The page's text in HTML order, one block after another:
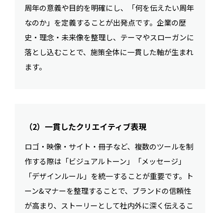
周年の意義や目的を明確にし、「何を伝えたい周年
なのか」を定義することが出発点です。企業の歴
史・理念・未来像を整理し、テーマやスローガンに
落とし込むことで、施策全体に一貫した軸が生まれ
ます。
（2）一貫したクリエイティブ表現
ロゴ・映像・サイト・冊子など、複数のツールを制
作する際は「ビジュアルトーン」「メッセージ」
「デザインルール」を統一することが重要です。ト
ーン&マナーを整理することで、ブランドの信頼性
が高まり、ストーリーとして社内外に深く伝えるこ